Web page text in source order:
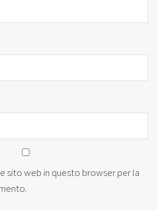
sito web in questo browser per la